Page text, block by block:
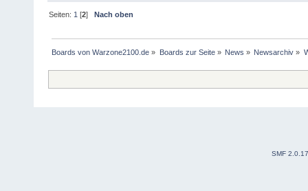
Seiten: 1 [2]Nach oben
Boards von Warzone2100.de » Boards zur Seite» News » Newsarchiv »
SMF 2.0.17